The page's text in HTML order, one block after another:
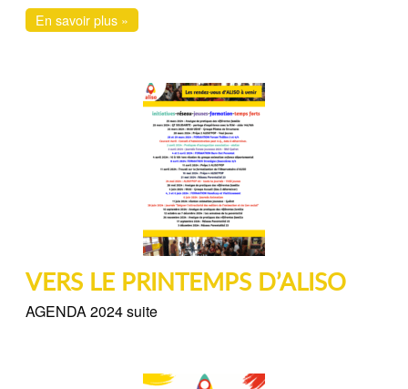
En savoir plus »
VERS LE PRINTEMPS D’ALISO
AGENDA 2024 suite